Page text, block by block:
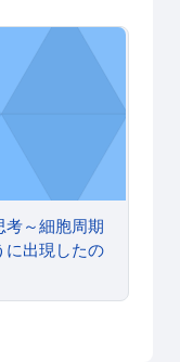
～細胞周期と細胞分
考～細胞周期
に出現したの